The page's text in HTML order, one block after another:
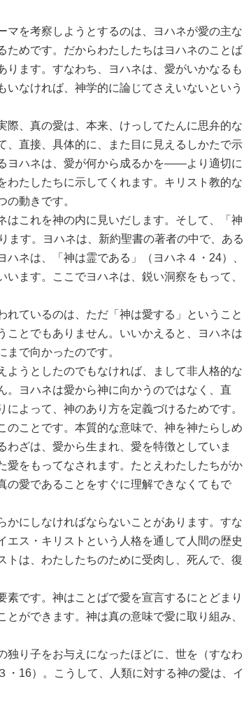
を考察しようとするのは、ヨハネが愛の主な
ためです。だからわたしたちはヨハネのことば
ます。すなわち、ヨハネは、愛がいかなるも
なければ、神学的に論じてさえいないという
、真の愛は、本来、けっしてたんに思弁的な
、直接、具体的に、また目に見えるしかたで示
ヨハネは、愛が何から成るかを――より適切に
わたしたちに示してくれます。キリスト教的な
動きです。
これを神の内に見いだします。そして、「神
ます。ヨハネは、新約聖書の著者の中で、ある
ネは、「神は霊である」（ヨハネ４・24）、
ます。ここでヨハネは、鋭い洞察をもって、
ているのは、ただ「神は愛する」ということ
ことでもありません。いいかえると、ヨハネは
で向かったのです。
うとしたのでもなければ、まして非人格的な
。ヨハネは愛から神に向かうのではなく、直
よって、神のあり方を定義づけるためです。
ことです。本質的な意味で、神を神たらしめ
ざは、愛から生まれ、愛を特徴としていま
愛をもってなされます。たとえわたしたちがか
の愛であることをすぐに理解できなくてもで
にしなければならないことがあります。すな
ス・キリストという人格を通して人間の歴史
は、わたしたちのために受肉し、死んで、復
です。神はことばで愛を宣言するにとどまり
ができます。神は真の意味で愛に取り組み、
り子をお与えになったほどに、世を（すなわ
16）。こうして、人類に対する神の愛は、イ